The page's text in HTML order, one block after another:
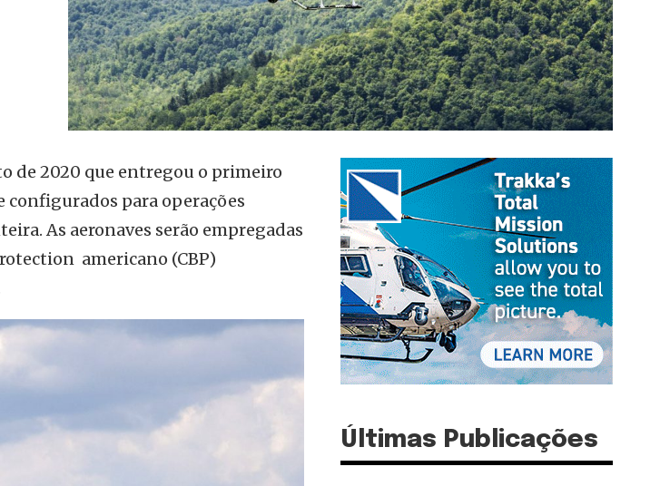
de 2020 que entregou o primeiro
configurados para operações
As aeronaves serão empregadas
americano (CBP)
Últimas Publicações